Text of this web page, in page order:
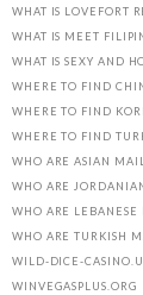
WHAT IS LOVEFORT
WHAT IS MEET
WHAT IS SEXY AND
WHERE TO FIND
WHERE TO FIND
WHERE TO FIND
WHO ARE ASIAN
WHO ARE
WHO ARE LEBANESE
WHO ARE TURKISH
WILD-DICE-
WINVEGASPLUS.ORG